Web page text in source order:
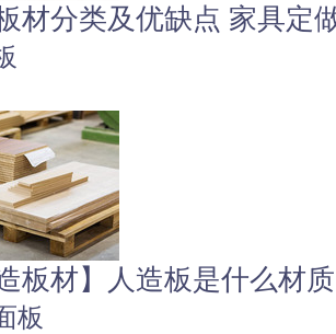
材分类及优缺点 家具定
造板材】人造板是什么材
板